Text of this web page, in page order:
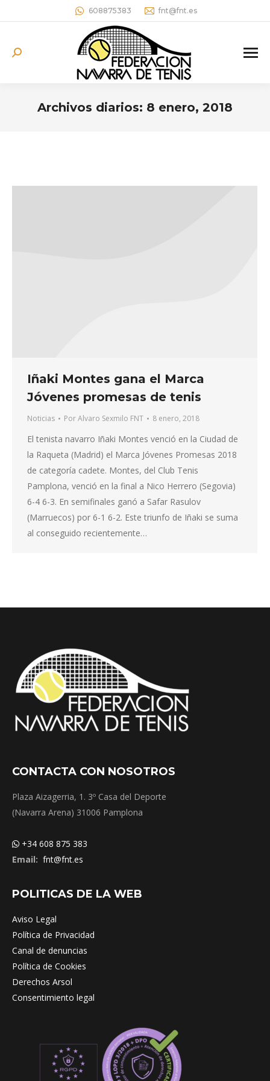
608875383 fnt@fnt.es
Buscar:
Archivos diarios: 8 enero, 2018
Iñaki Montes gana el Marca
Jóvenes promesas de tenis
Noticias PorAlvaro Sexmilo FNT 8 enero, 2018
El tenista navarro Iñaki Montes venció en la Ciudad de
la Raqueta (Madrid) el Marca Jóvenes Promesas 2018
de categoría cadete. Montes, del Club Tenis
Pamplona, venció en la final a Nico Herrero (Segovia)
6-4 6-3. En semifinales ganó a Safar Rasulov
(Marruecos) por 6-1 6-2. Este triunfo de Iñaki se suma
al conseguido recientemente…
CONTACTA CON NOSOTROS
Plaza Aizagerria, 1. 3º Casa del Deporte
(Navarra Arena) 31006 Pamplona
+34 608 875 383
Email: fnt@fnt.es
POLITICAS DE LA WEB
Aviso Legal
Política de Privacidad
Canal de denuncias
Política de Cookies
Derechos Arsol
Consentimiento legal